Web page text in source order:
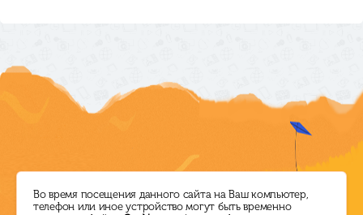
Режим работы Директор ЦБС
Во время посещения данного сайта на Ваш компьютер,
телефон или иное устройство могут быть временно